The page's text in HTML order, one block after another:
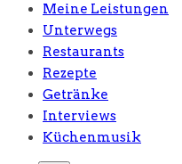
Meine Leistungen
Unterwegs
Restaurants
Rezepte
Getränke
Interviews
Küchenmusik